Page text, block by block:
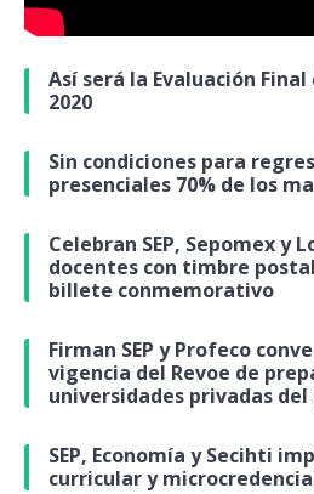
Así será la Evaluación
2020
Sin condiciones para
presenciales 70% de los
Celebran SEP, Sepomex y
docentes con timbre
billete conmemorativo
Firman SEP y Profeco
vigencia del Revoe de
universidades privadas del
SEP, Economía y Secihti
curricular y